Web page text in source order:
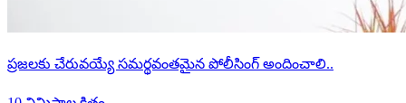
ప్రజలకు చేరువయ్యే సమర్థవంతమైన పోలీసింగ్ అందించాలి..